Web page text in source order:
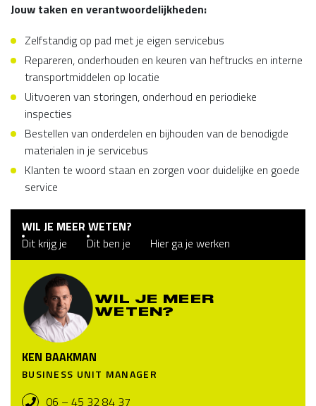
Jouw taken en verantwoordelijkheden:
Zelfstandig op pad met je eigen servicebus
Repareren, onderhouden en keuren van heftrucks en interne
transportmiddelen op locatie
Uitvoeren van storingen, onderhoud en periodieke
inspecties
Bestellen van onderdelen en bijhouden van de benodigde
materialen in je servicebus
Klanten te woord staan en zorgen voor duidelijke en goede
service
WIL JE MEER WETEN?
Dit krijg je
Dit ben je Hier ga je werken
WIL JE MEER
WETEN?
KEN BAAKMAN
BUSINESS UNIT MANAGER
06 – 45 32 84 37